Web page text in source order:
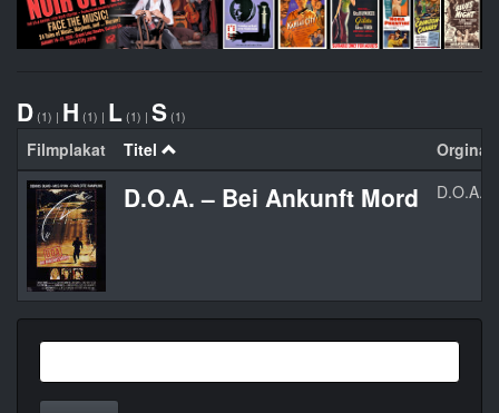
D (1) | H (1) | L (1) | S (1)
Filmplakat Titel
D.O.A. – Bei Ankunft Mord D.O.A.